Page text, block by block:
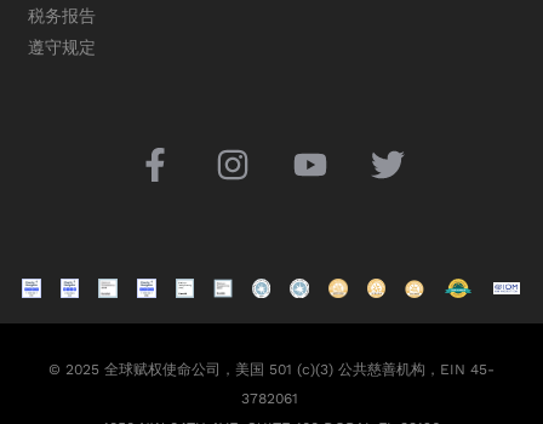
税务报告
遵守规定
© 2025 全球赋权使命公司，美国 501 (c)(3) 公共慈善机构，EIN 45-
3782061